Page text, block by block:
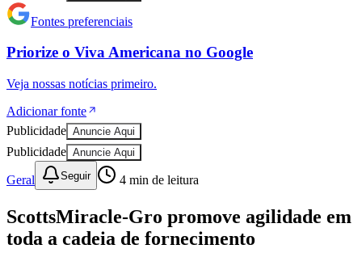
Bragantino
Fontes preferenciais
Priorize o Viva Americana no Google
Veja nossas notícias primeiro.
Adicionar fonte
Publicidade Anuncie Aqui
Publicidade Anuncie Aqui
Geral Seguir 4 min de leitura
ScottsMiracle-Gro promove agilidade em
toda a cadeia de fornecimento